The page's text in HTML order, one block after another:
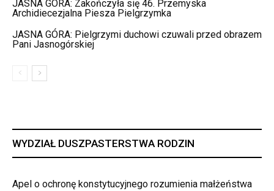
JASNA GÓRA: Zakończyła się 46. Przemyska
Archidiecezjalna Piesza Pielgrzymka
JASNA GÓRA: Pielgrzymi duchowi czuwali przed obrazem
Pani Jasnogórskiej
WYDZIAŁ DUSZPASTERSTWA RODZIN
Apel o ochronę konstytucyjnego rozumienia małżeństwa